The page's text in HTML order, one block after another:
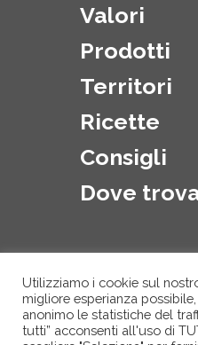
Valori
Prodotti
Territori
Ricette
Consigli
Dove
Utilizziamo i cookie sul
migliore esperianza
anonimo le statistiche del
tutti” acconsenti all'uso di